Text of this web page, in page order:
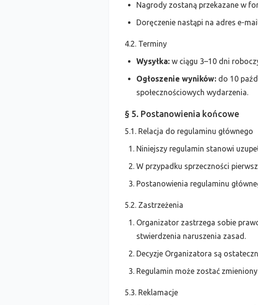
Nagrody zostaną przekazane w
Doręczenie nastąpi na adres e-
4.2. Terminy
Wysyłka: w ciągu 3–10 dni
Ogłoszenie wyników: do 10
społecznościowych wydarzenia.
§ 5. Postanowienia końcowe
5.1. Relacja do regulaminu głównego
Niniejszy regulamin stanowi
W przypadku sprzeczności
Postanowienia regulaminu
5.2. Zastrzeżenia
Organizator zastrzega sobie
stwierdzenia naruszenia zasad.
Decyzje Organizatora są
Regulamin może zostać
5.3. Reklamacje